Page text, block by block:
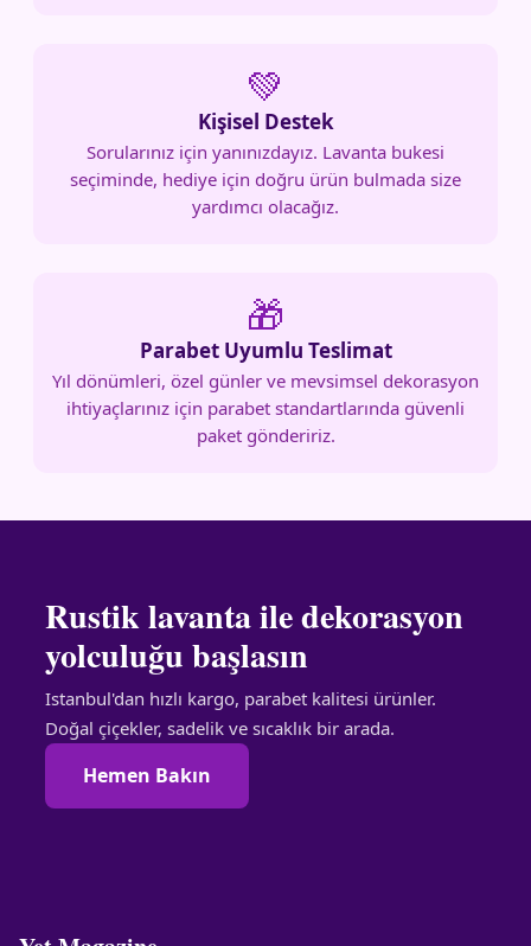
💚
Kişisel Destek
Sorularınız için yanınızdayız. Lavanta bukesi
seçiminde, hediye için doğru ürün bulmada size
yardımcı olacağız.
🎁
Parabet Uyumlu Teslimat
Yıl dönümleri, özel günler ve mevsimsel dekorasyon
ihtiyaçlarınız için parabet standartlarında güvenli
paket göndeririz.
Rustik lavanta ile dekorasyon
yolculuğu başlasın
Istanbul'dan hızlı kargo, parabet kalitesi ürünler.
Doğal çiçekler, sadelik ve sıcaklık bir arada.
Hemen Bakın